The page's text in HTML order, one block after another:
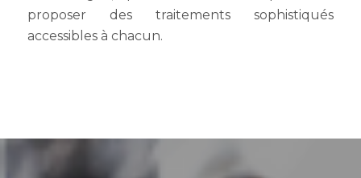
Le gain de temps, grâce aux nouvelles
technologies, permet d’être compétitif et